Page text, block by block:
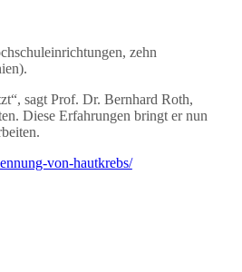
zehn
sagt Prof. Dr. Bernhard Roth,
Diese Erfahrungen bringt er nun
von-hautkrebs/